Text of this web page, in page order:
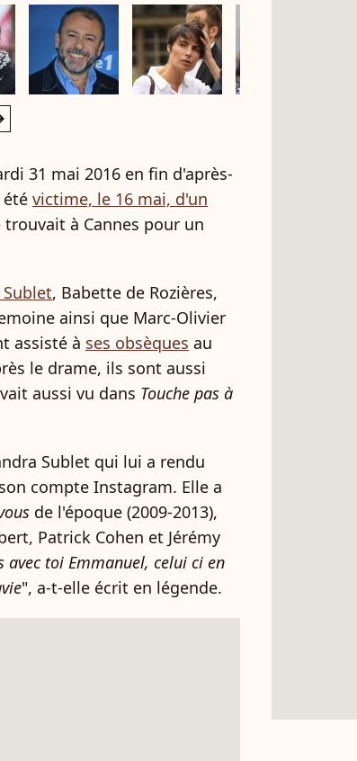
31 mai 2016 en fin d'après-
victime, le 16 mai, d'un
à Cannes pour un
, Babette de Rozières,
ainsi que Marc-Olivier
assisté à ses obsèques au
le drame, ils sont aussi
aussi vu dans Touche pas à
Sublet qui lui a rendu
compte Instagram. Elle a
de l'époque (2009-2013),
Patrick Cohen et Jérémy
avec toi Emmanuel, celui ci en
", a-t-elle écrit en légende.